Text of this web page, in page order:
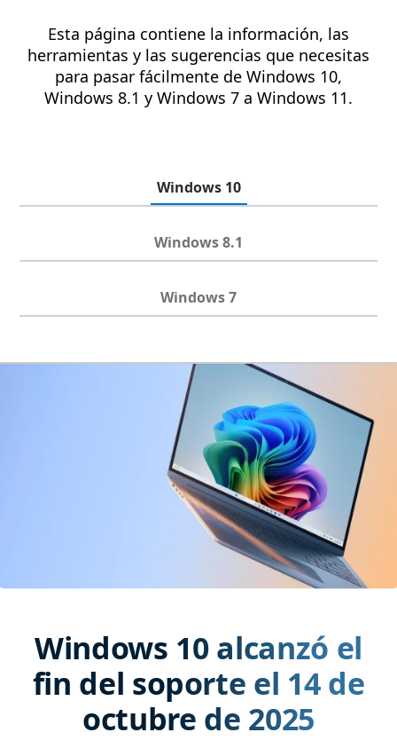
Esta página contiene la información, las
herramientas y las sugerencias que necesitas
para pasar fácilmente de Windows 10,
Windows 8.1 y Windows 7 a Windows 11.
Windows 10
Windows 8.1
Windows 7
Windows 10 alcanzó el
fin del soporte el 14 de
octubre de 2025